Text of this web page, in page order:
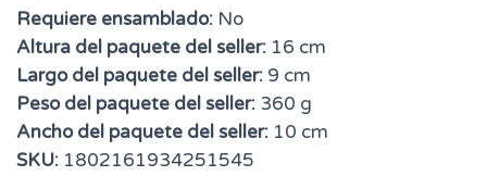
Requiere ensamblado: No
Altura del paquete del seller: 16 cm
Largo del paquete del seller: 9 cm
Peso del paquete del seller: 360 g
Ancho del paquete del seller: 10 cm
SKU: 1802161934251545